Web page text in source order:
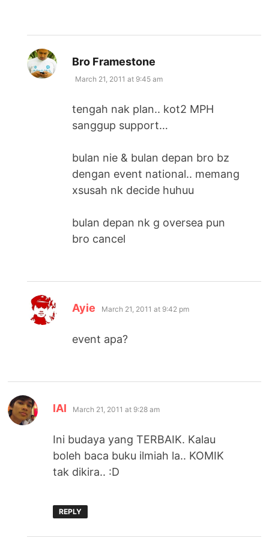
Bro Framestone
March 21, 2011 at 9:45 am
tengah nak plan.. kot2 MPH
sanggup support…
bulan nie & bulan depan bro bz
dengan event national.. memang
xsusah nk decide huhuu
bulan depan nk g oversea pun
bro cancel
Ayie says:
March 21, 2011 at 9:42 pm
event apa?
lAl says:
March 21, 2011 at 9:28 am
Ini budaya yang TERBAIK. Kalau
boleh baca buku ilmiah la.. KOMIK
tak dikira.. :D
REPLY